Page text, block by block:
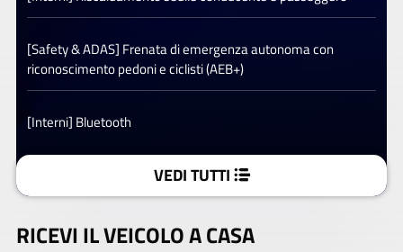
[Safety & ADAS] Frenata di emergenza autonoma con
riconoscimento pedoni e ciclisti (AEB+)
[Interni] Bluetooth
VEDI TUTTI
RICEVI IL VEICOLO A CASA